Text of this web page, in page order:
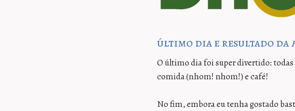
último dia e resultado da
O último dia foi super divertido: todas
comida (nhom! nhom!) e café!
No fim, embora eu tenha gostado